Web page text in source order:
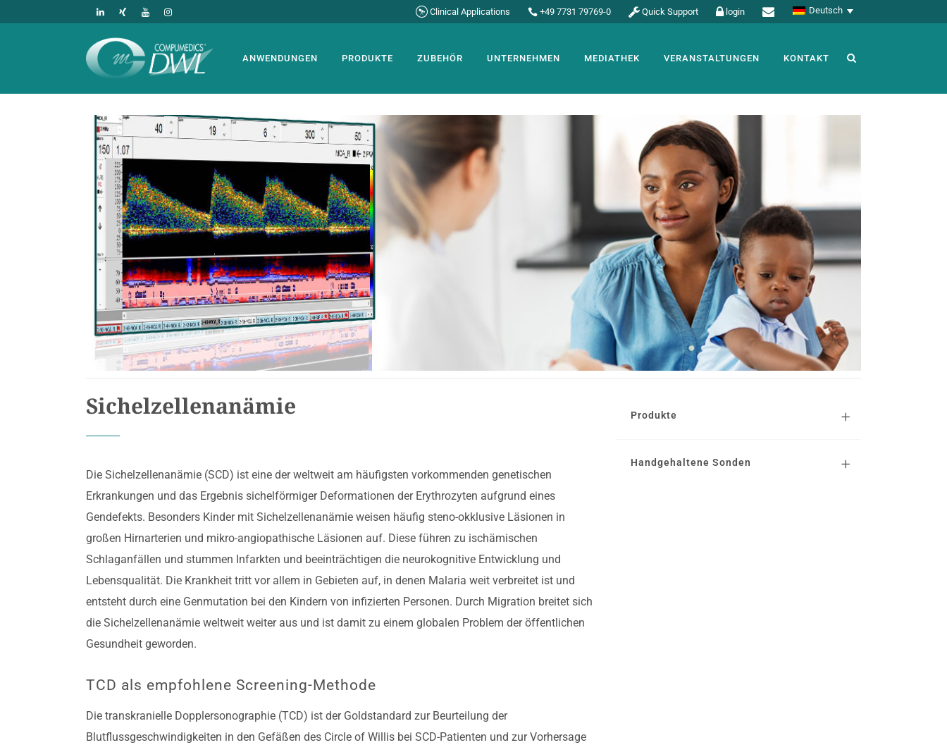
Clinical Applications +49 7731 79769-0 Quick Support login Deutsch
ANWENDUNGEN PRODUKTE ZUBEHÖR UNTERNEHMEN MEDIATHEK VERANSTALTUNGEN KONTAKT
Sichelzellenanämie
Die Sichelzellenanämie (SCD) ist eine der weltweit am häufigsten vorkommenden genetischen
Erkrankungen und das Ergebnis sichelförmiger Deformationen der Erythrozyten aufgrund eines
Gendefekts. Besonders Kinder mit Sichelzellenanämie weisen häufig steno-okklusive Läsionen in
großen Hirnarterien und mikro-angiopathische Läsionen auf. Diese führen zu ischämischen
Schlaganfällen und stummen Infarkten und beeinträchtigen die neurokognitive Entwicklung und
Lebensqualität. Die Krankheit tritt vor allem in Gebieten auf, in denen Malaria weit verbreitet ist und
entsteht durch eine Genmutation bei den Kindern von infizierten Personen. Durch Migration breitet sich
die Sichelzellenanämie weltweit weiter aus und ist damit zu einem globalen Problem der öffentlichen
Gesundheit geworden.
TCD als empfohlene Screening-Methode
Die transkranielle Dopplersonographie (TCD) ist der Goldstandard zur Beurteilung der
Blutflussgeschwindigkeiten in den Gefäßen des Circle of Willis bei SCD-Patienten und zur Vorhersage
Produkte
Handgehaltene Sonden